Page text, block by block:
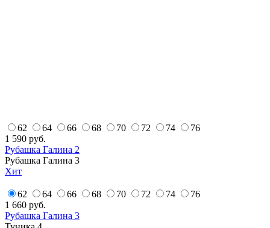
62 64 66 68 70 72 74
76
1 590 руб.
Рубашка Галина 2
Рубашка Галина 3
Хит
62 64 66 68 70 72 74
76
1 660 руб.
Рубашка Галина 3